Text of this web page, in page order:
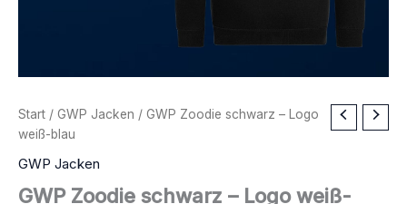
Start / GWP Jacken / GWP Zoodie schwarz – Logo
weiß-blau
GWP Jacken
GWP Zoodie schwarz – Logo weiß-